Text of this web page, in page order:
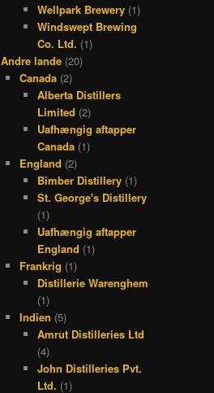
Wellpark Brewery (1)
Windswept Brewing
Co. Ltd. (1)
Andre lande (20)
Canada(2)
Alberta Distillers
Limited (2)
Uafhængig aftapper
Canada (1)
England (2)
Bimber Distillery (1)
St. George's Distillery
(1)
Uafhængig aftapper
England (1)
Frankrig (1)
Distillerie Warenghem
(1)
Indien (5)
Amrut Distilleries Ltd
(4)
John Distilleries Pvt.
Ltd. (1)